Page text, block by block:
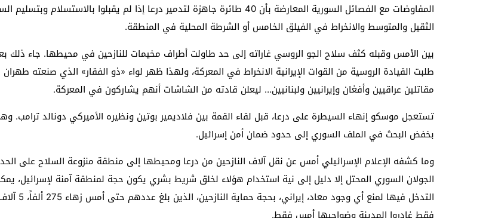
المفاوضات مع الفصائل السورية المعارضة بأن 40 طائرة جاهزة لتدمير درعا إذا لم يقبلوا بالاستسلام
الثقيل والمتوسط والانخراط في الفيلق الخامس أو الشرطة المحلية في المنطقة.
بين الأمس وقبله كثف سلاح الجو الروسي غاراته إلى حد طاولت أطراف مخيمات للنازحين في محيطها. جاء ذلك
طلبت القيادة الروسية من القوات الإيرانية الانخراط في المعركة، ولهذا ظهر لواء «ذو الفقار» الذي صنعته
مقاتلين عراقيين وأفغان وإيرانيين ولبنانيين… ليعلن قادته من الشاشات أنهم يشاركون في المعركة.
تستعجل موسكو إنهاء السيطرة على درعا، قبل لقاء القمة بين فلاديمير بوتين ونظيره الأميركي دونالد ترامب.
بخفض البحث في الملف السوري إلى حدود ضمان أمن إسرائيل.
وما كشفه الإعلام الإسرائيلي أمس عن نقل آلاف النازحين من درعا ومحيطها إلى منطقة منزوعة السلاح على
الجولان السوري المحتل إلا دليل إلى نية استخدام هؤلاء لخلق شريط بشري يكون حجة لمنطقة آمنة لإسرائيل،
التدخل فيها لمنع أي وجود معاد،